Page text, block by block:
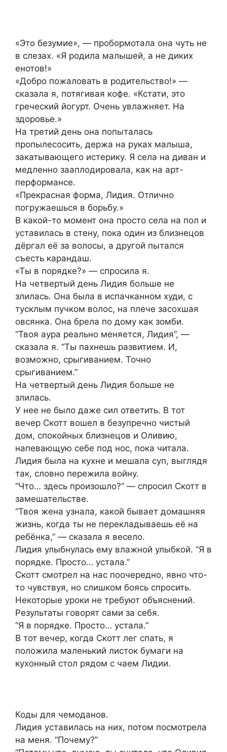
«Это безумие», — пробормотала она чуть не
в слезах. «Я родила малышей, а не диких
енотов!»
«Добро пожаловать в родительство!» —
сказала я, потягивая кофе. «Кстати, это
греческий йогурт. Очень увлажняет. На
здоровье.»
На третий день она попыталась
пропылесосить, держа на руках малыша,
закатывающего истерику. Я села на диван и
медленно зааплодировала, как на арт-
перформансе.
«Прекрасная форма, Лидия. Отлично
погружаешься в борьбу.»
В какой-то момент она просто села на пол и
уставилась в стену, пока один из близнецов
дёргал её за волосы, а другой пытался
съесть карандаш.
«Ты в порядке?» — спросила я.
На четвертый день Лидия больше не
злилась. Она была в испачканном худи, с
тусклым пучком волос, на плече засохшая
овсянка. Она брела по дому как зомби.
“Твоя аура реально меняется, Лидия”, —
сказала я. “Ты пахнешь развитием. И,
возможно, срыгиванием. Точно
срыгиванием.”
На четвертый день Лидия больше не
злилась.
У нее не было даже сил ответить. В тот
вечер Скотт вошел в безупречно чистый
дом, спокойных близнецов и Оливию,
напевающую себе под нос, пока читала.
Лидия была на кухне и мешала суп, выглядя
так, словно пережила войну.
“Что… здесь произошло?” — спросил Скотт в
замешательстве.
“Твоя жена узнала, какой бывает домашняя
жизнь, когда ты не перекладываешь её на
ребёнка,” — сказала я весело.
Лидия улыбнулась ему влажной улыбкой. “Я в
порядке. Просто… устала.”
Скотт смотрел на нас поочередно, явно что-
то чувствуя, но слишком боясь спросить.
Некоторые уроки не требуют объяснений.
Результаты говорят сами за себя.
“Я в порядке. Просто… устала.”
В тот вечер, когда Скотт лег спать, я
положила маленький листок бумаги на
кухонный стол рядом с чаем Лидии.
Коды для чемоданов.
Лидия уставилась на них, потом посмотрела
на меня. “Почему?”